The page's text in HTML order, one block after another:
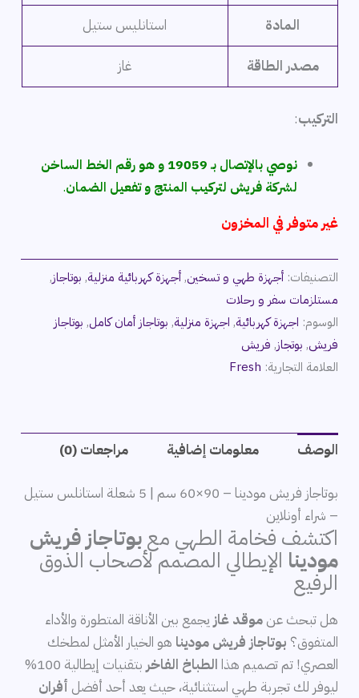
المادة استانليس ستيل
مصدر الطاقة غاز
التركيب:
نوصي بالإتصال بـ 19059 و هو رقم الخط الساخن
لشركة فريش لتركيب المنتج و تفعيل الضمان.
غير متوفر في المخزون
التصنيفات:أجهزة طهي و تسخين,أجهزة كهربائية منزلية, بوتاجاز,
مستلزمات سفر و رحلات
الوسوم: اجهزة كهربائية, اجهزة منزلية, بوتاجاز أمان كامل, بوتاجاز
فريش, بوتجاز, فريش
العلامة التجارية: Fresh
الوصف معلومات إضافية مراجعات (0)
بوتاجاز فريش مودينا – 90×60 سم | 5 شعلة استانلس ستيل
– شراء أونلاين
اكتشف فخامة الطهي معبوتاجاز فريش
مودينا الإيطالي المصمم لأصحاب الذوق
الرفيع
هل تبحث عنموقد غاز يجمع بين الأناقة المتطورة والأداء
المتفوق؟ بوتاجاز فريش مودينا هو الخيار الأمثل لمطخك
العصري! تم تصميم هذا الطباخ الفاخر
بتقنيات إيطالية 100%
ليوفر لك تجربة طهي استثنائية، حيث يعد أحد أفضل أفران